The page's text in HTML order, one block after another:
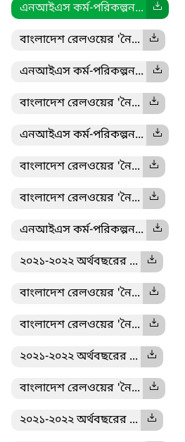
এনআইএস কর্ম-পরিকল্পন...
বাংলাদেশ রেলওয়ের 'নৈ...
এনআইএস কর্ম-পরিকল্পন...
বাংলাদেশ রেলওয়ের 'নৈ...
এনআইএস কর্ম-পরিকল্পন...
বাংলাদেশ রেলওয়ের 'নৈ...
বাংলাদেশ রেলওয়ের 'নৈ...
এনআইএস কর্ম-পরিকল্পন...
২০২১-২০২২ অর্থবছরের ...
বাংলাদেশ রেলওয়ের 'নৈ...
বাংলাদেশ রেলওয়ের 'নৈ...
২০২১-২০২২ অর্থবছরের ...
বাংলাদেশ রেলওয়ের 'নৈ...
২০২১-২০২২ অর্থবছরের ...